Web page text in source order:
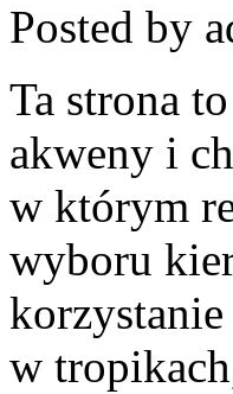
Posted by
Ta strona
akweny i
w którym
wyboru
w